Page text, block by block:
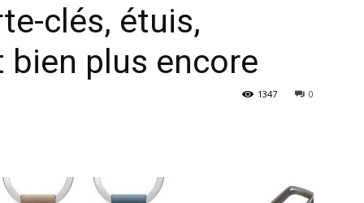
clés, étuis,
bien plus encore
0
1347